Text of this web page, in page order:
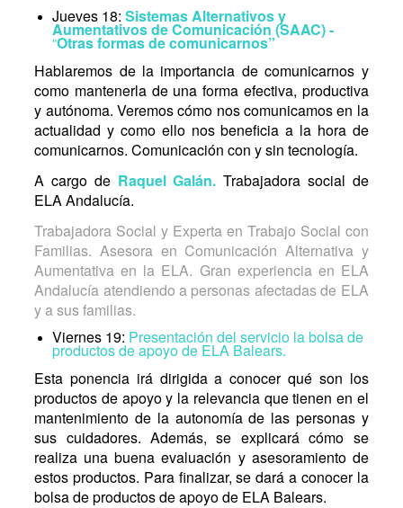
Jueves 18: Sistemas Alternativos y
Aumentativos de Comunicación (SAAC) -
“Otras formas de comunicarnos”
Hablaremos de la importancia de comunicarnos y
como mantenerla de una forma efectiva, productiva
y autónoma. Veremos cómo nos comunicamos en la
actualidad y como ello nos beneficia a la hora de
comunicarnos. Comunicación con y sin tecnología.
A cargo de Raquel Galán. Trabajadora social de
ELA Andalucía.
Trabajadora Social y Experta en Trabajo Social con
Familias. Asesora en Comunicación Alternativa y
Aumentativa en la ELA. Gran experiencia en ELA
Andalucía atendiendo a personas afectadas de ELA
y a sus familias.
Viernes 19: Presentación del servicio la bolsa de
productos de apoyo de ELA Balears.
Esta ponencia irá dirigida a conocer qué son los
productos de apoyo y la relevancia que tienen en el
mantenimiento de la autonomía de las personas y
sus cuidadores. Además, se explicará cómo se
realiza una buena evaluación y asesoramiento de
estos productos. Para finalizar, se dará a conocer la
bolsa de productos de apoyo de ELA Balears.